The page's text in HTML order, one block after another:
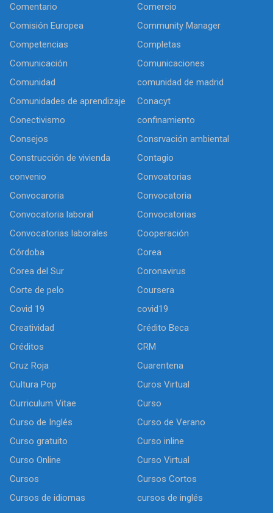
Comentario
Comercio
Comisión Europea
Community Manager
Competencias
Completas
Comunicación
Comunicaciones
Comunidad
comunidad de madrid
Comunidades de aprendizaje
Conacyt
Conectivismo
confinamiento
Consejos
Consrvación ambiental
Construcción de vivienda
Contagio
convenio
Convoatorias
Convocaroria
Convocatoria
Convocatoria laboral
Convocatorias
Convocatorias laborales
Cooperación
Córdoba
Corea
Corea del Sur
Coronavirus
Corte de pelo
Coursera
Covid 19
covid19
Creatividad
Crédito Beca
Créditos
CRM
Cruz Roja
Cuarentena
Cultura Pop
Curos Virtual
Curriculum Vitae
Curso
Curso de Inglés
Curso de Verano
Curso gratuito
Curso inline
Curso Online
Curso Virtual
Cursos
Cursos Cortos
Cursos de idiomas
cursos de inglés